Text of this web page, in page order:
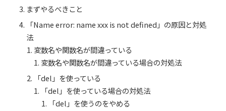
まずやるべきこと
「Name error: name xxx is not defined」の原因と対処
法
変数名や関数名が間違っている
変数名や関数名が間違っている場合の対処法
「del」を使っている
「del」を使っている場合の対処法
「del」を使うのをやめる